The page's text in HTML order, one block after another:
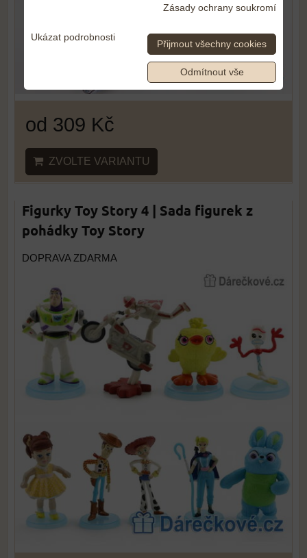
od 309 Kč
ZVOLTE VARIANTU
Figurky Toy Story 4 | Sada figurek z
pohádky Toy Story
DOPRAVA ZDARMA
Zásady ochrany soukromí
Ukázat podrobnosti
Přijmout všechny cookies
Odmítnout vše